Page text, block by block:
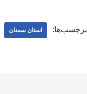
برچسب‌ها: استان سمنان